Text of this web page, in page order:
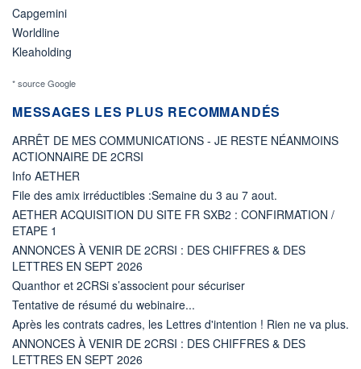
Capgemini
Worldline
Kleaholding
* source Google
MESSAGES LES PLUS RECOMMANDÉS
ARRÊT DE MES COMMUNICATIONS - JE RESTE NÉANMOINS
ACTIONNAIRE DE 2CRSI
Info AETHER
File des amix irréductibles :Semaine du 3 au 7 aout.
AETHER ACQUISITION DU SITE FR SXB2 : CONFIRMATION /
ETAPE 1
ANNONCES À VENIR DE 2CRSI : DES CHIFFRES & DES
LETTRES EN SEPT 2026
Quanthor et 2CRSi s’associent pour sécuriser
Tentative de résumé du webinaire...
Après les contrats cadres, les Lettres d'intention ! Rien ne va plus.
ANNONCES À VENIR DE 2CRSI : DES CHIFFRES & DES
LETTRES EN SEPT 2026